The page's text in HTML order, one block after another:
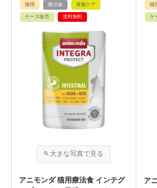
猫用 療法食 胃腸ケア
ケース販売 送料無料
アニモンダ 猫用療法食 インテグ
猫
ケ
ア